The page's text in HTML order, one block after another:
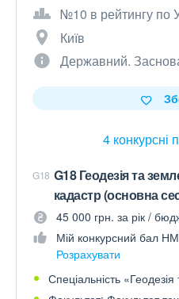
№10 в рейтингу по
Київ
Державний.
4 конкурсні
G18 G18 Геодезія та
кадастр (основна
45 000 грн. за рік /
Мій конкурсний бал
Розрахувати
Спеціальність